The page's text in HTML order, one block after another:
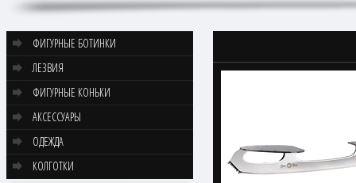
ФИГУРНЫЕ БОТИНКИ
ЛЕЗВИЯ
ФИГУРНЫЕ КОНЬКИ
АКСЕССУАРЫ
ОДЕЖДА
КОЛГОТКИ